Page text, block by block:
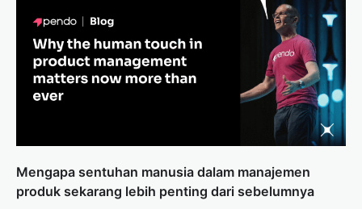
Mengapa sentuhan manusia dalam manajemen
produk sekarang lebih penting dari sebelumnya